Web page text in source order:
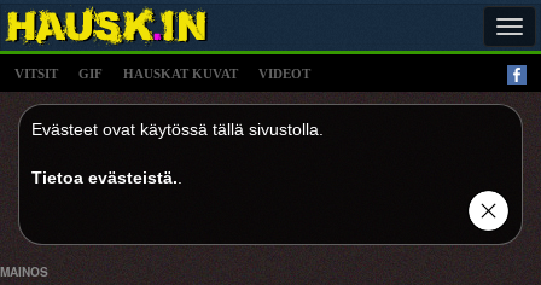
VITSIT GIF HAUSKAT KUVAT VIDEOT
Evästeet ovat käytössä tällä sivustolla.
Tietoa evästeistä.
MAINOS